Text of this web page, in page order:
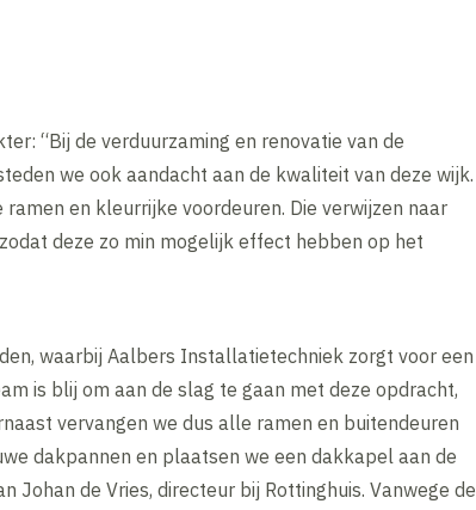
“Bij de verduurzaming en renovatie van de
we ook aandacht aan de kwaliteit van deze wijk.
en kleurrijke voordeuren. Die verwijzen naar
deze zo min mogelijk effect hebben op het
waarbij Aalbers Installatietechniek zorgt voor een
is blij om aan de slag te gaan met deze opdracht,
vervangen we dus alle ramen en buitendeuren
dakpannen en plaatsen we een dakkapel aan de
de Vries, directeur bij Rottinghuis. Vanwege de